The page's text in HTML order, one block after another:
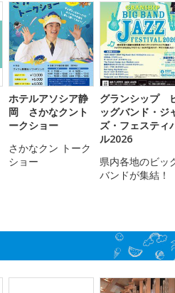
ホテルアソシア静
岡 さかなクント
ークショー
さかなクン トーク
ショー
グランシップ
ッグバンド・ジ
ズ・フェスティ
ル2026
県内各地のビッ
バンドが集結！